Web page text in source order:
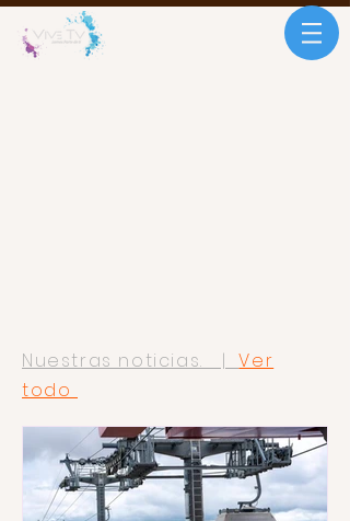
Nuestras noticias. |Ver
todo